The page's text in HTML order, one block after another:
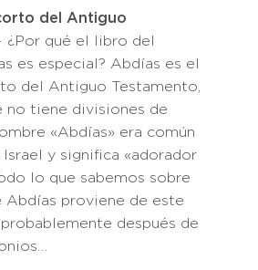
del Antiguo
¿Por qué el libro del
es especial? Abdías es el
del Antiguo Testamento,
no tiene divisiones de
«Abdías» era común
y significa «adorador
lo que sabemos sobre
Abdías proviene de este
después de